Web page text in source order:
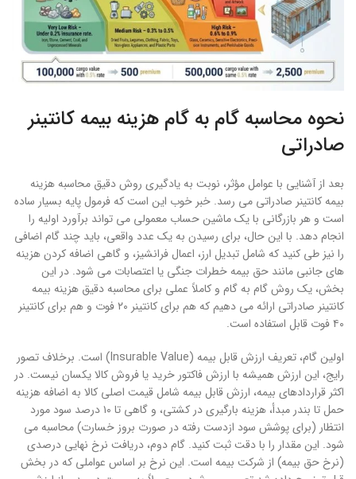
نحوه محاسبه گام به گام هزینه بیمه کانتینر
صادراتی
بعد از آشنایی با عوامل مؤثر، نوبت به یادگیری روش دقیق محاسبه هزینه
بیمه کانتینر صادراتی می رسد. خبر خوب این است که فرمول پایه بسیار ساده
است و هر بازرگانی با یک ماشین حساب معمولی می تواند برآورد اولیه را
انجام دهد. با این حال، برای رسیدن به یک عدد واقعی، باید چند گام اضافی
را نیز طی کنید که شامل تبدیل ارز، اعمال فرانشیز، و گاهی اضافه کردن هزینه
های جانبی مانند حق بیمه خطرات جنگی یا اعتصابات می شود. در این
بخش، یک روش گام به گام و کاملاً عملی برای محاسبه دقیق هزینه بیمه
کانتینر صادراتی ارائه می دهیم که هم برای کانتینر ۲۰ فوت و هم برای کانتینر
۴۰ فوت قابل استفاده است.
اولین گام، تعریف ارزش قابل بیمه (Insurable Value) است. برخلاف تصور
رایج، این ارزش همیشه با ارزش فاکتور خرید یا فروش کالا یکسان نیست. در
اکثر قراردادهای بیمه، ارزش قابل بیمه شامل قیمت اصلی کالا به اضافه هزینه
حمل تا بندر مبدأ، هزینه بارگیری در کشتی، و گاهی تا ۱۰ درصد سود مورد
انتظار (برای پوشش سود ازدست رفته در صورت بروز خسارت) محاسبه می
شود. این مقدار را با دقت ثبت کنید. گام دوم، دریافت نرخ نهایی درصدی
(نرخ حق بیمه) از شرکت بیمه است. این نرخ بر اساس عواملی که در بخش